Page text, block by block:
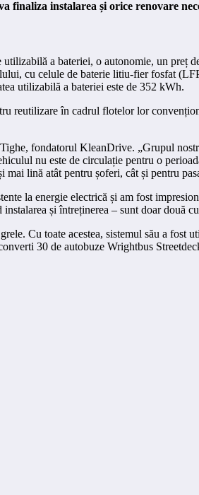
instalarea și orice renovare
a bateriei, o autonomie, un preț
cu celule de baterie litiu-fier fosfat
utilizabilă a bateriei este de 352 kWh.
reutilizare în cadrul flotelor lor
fondatorul KleanDrive. „Grupul
nu este de circulație pentru o
mai lină atât pentru șoferi, cât și pentru
la energie electrică și am fost
și întreținerea – sunt doar două
Cu toate acestea, sistemul său a
30 de autobuze Wrightbus